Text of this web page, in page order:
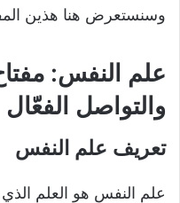
وسنستعرض هنا هذين
علم النفس:
والتواصل الفعّال
تعريف علم النفس
علم النفس هو العلم